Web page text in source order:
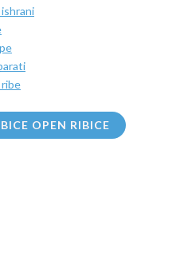
ribe
OPEN RIBICE